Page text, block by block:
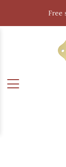
Free